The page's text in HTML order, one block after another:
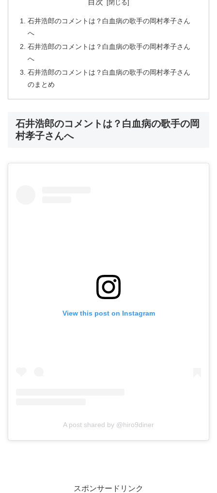
石井浩郎のコメントは？白血病の歌手の岡村孝子さん
へ
石井浩郎のコメントは？白血病の歌手の岡村孝子さん
へ
石井浩郎のコメントは？白血病の歌手の岡村孝子さん
のまとめ
石井浩郎のコメントは？白血病の歌手の岡
村孝子さんへ
View this post on Instagram
A post shared by @hiro9diner
スポンサードリンク